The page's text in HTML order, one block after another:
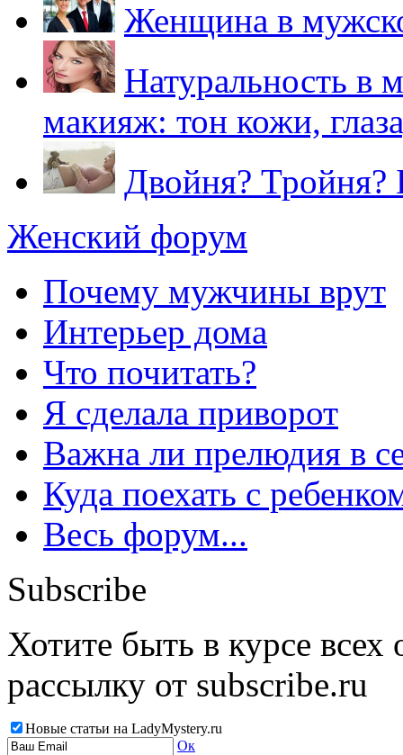
Женщина в
Натуральность в
макияж: тон кожи,
Двойня? Тройня?
Женский форум
Почему мужчины врут
Интерьер дома
Что почитать?
Я сделала приворот
Важна ли прелюдия в
Куда поехать с
Весь форум...
Subscribe
Хотите быть в курсе
рассылку от subscribe.ru
Новые статьи на LadyMystery.ru
Ок